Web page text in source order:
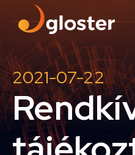
2021-07-22